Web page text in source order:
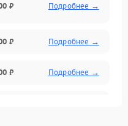
₽ Подробнее →
₽ Подробнее →
₽ Подробнее →